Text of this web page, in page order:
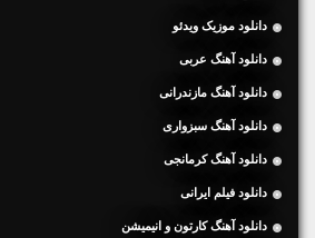
دانلود موزیک ویدئو
دانلود آهنگ عربی
دانلود آهنگ مازندرانی
دانلود آهنگ سبزواری
دانلود آهنگ کرمانجی
دانلود فیلم ایرانی
دانلود آهنگ کارتون و انیمیشن